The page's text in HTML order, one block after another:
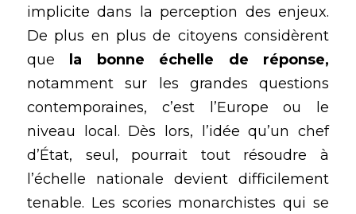
implicite dans la perception des enjeux.
De plus en plus de citoyens considèrent
que
la bonne échelle de réponse,
notamment sur les grandes questions
contemporaines, c’est l’Europe ou le
niveau local. Dès lors, l’idée qu’un chef
d’État, seul, pourrait tout résoudre à
l’échelle nationale devient difficilement
tenable. Les scories monarchistes qui se